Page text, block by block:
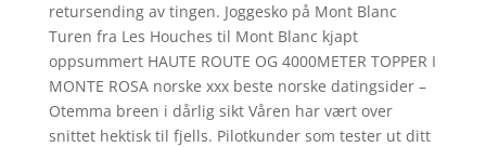
retursending av tingen. Joggesko på Mont Blanc
Turen fra Les Houches til Mont Blanc kjapt
oppsummert HAUTE ROUTE OG 4000METER TOPPER I
MONTE ROSA norske xxx beste norske datingsider –
Otemma breen i dårlig sikt Våren har vært over
snittet hektisk til fjells. Pilotkunder som tester ut ditt